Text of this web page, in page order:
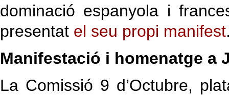
dominació espanyola i
presentat el seu propi manifest
Manifestació i homenatge a
La Comissió 9 d’Octubre,